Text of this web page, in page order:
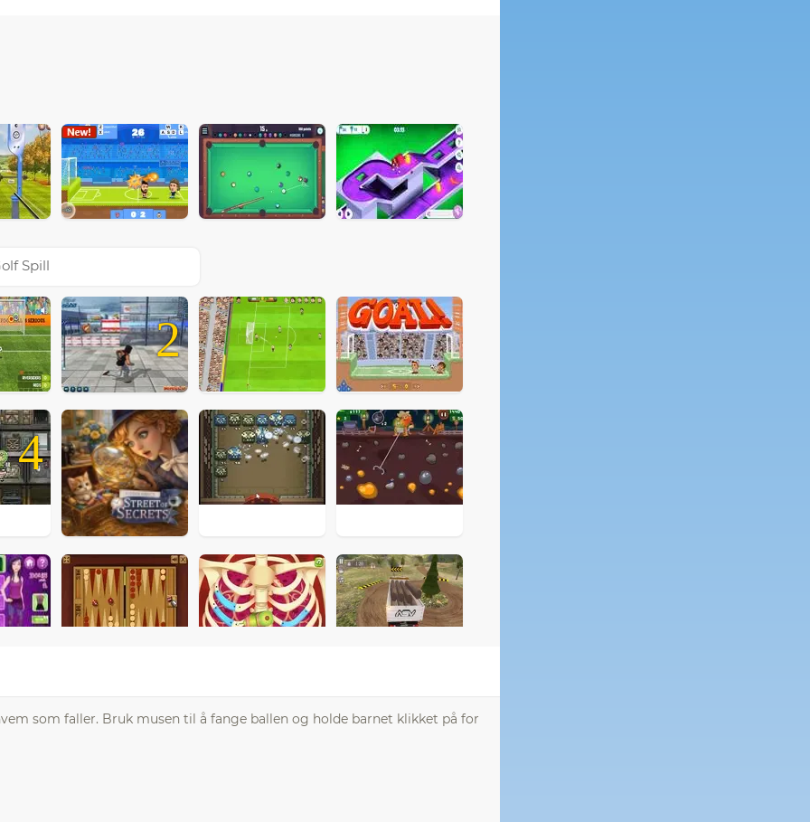
Spill
2
4
som faller. Bruk musen til å fange ballen og holde barnet klikket på for